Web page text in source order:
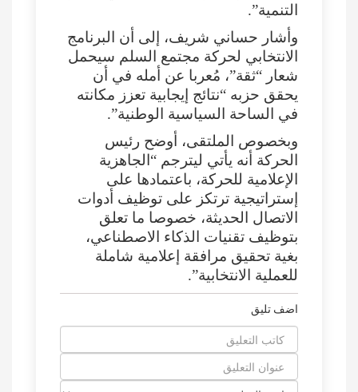
التنمية”.
وأشار حساني شريف، إلى أن البرنامج
الانتخابي لحركة مجتمع السلم سيحمل
شعار “ثقة”، مُعربا عن أمله في أن
يحقق حزبه “نتائج إيجابية تعزز مكانته
في الساحة السياسية الوطنية”.
وبخصوص الملتقى، أوضح رئيس
الحركة أنه يأتي ليترجم “الجاهزية
الإعلامية للحركة، باعتمادها على
إستراتيجية ترتكز على توظيف أدوات
الاتصال الحديثة، خصوصا ما تعلق
بتوظيف تقنيات الذكاء الاصطناعي،
بغية تحقيق مرافقة إعلامية شاملة
للعملية الانتخابية”.
اضف تليق